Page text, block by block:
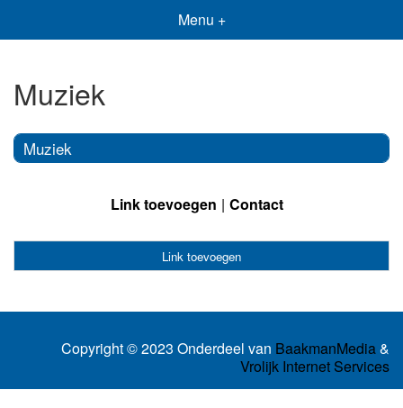
Menu +
Muziek
Muziek
Link toevoegen Contact
Link toevoegen
Copyright © 2023 Onderdeel van BaakmanMedia&
Vrolijk Internet Services